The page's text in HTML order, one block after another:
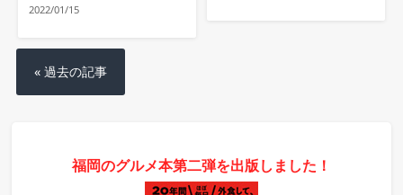
2022/01/15
« 過去の記事
福岡のグルメ本第二弾を出版しました！